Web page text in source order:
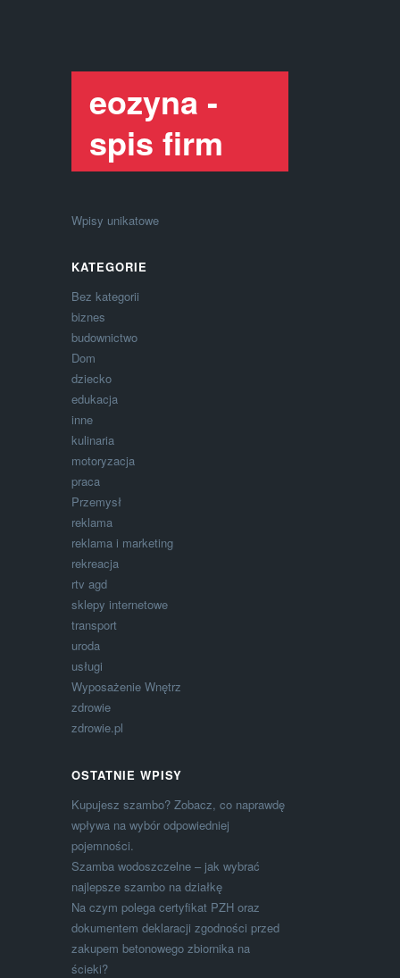
eozyna -
spis firm
Wpisy unikatowe
KATEGORIE
Bez kategorii
biznes
budownictwo
Dom
dziecko
edukacja
inne
kulinaria
motoryzacja
praca
Przemysł
reklama
reklama i marketing
rekreacja
rtv agd
sklepy internetowe
transport
uroda
usługi
Wyposażenie Wnętrz
zdrowie
zdrowie.pl
OSTATNIE WPISY
Kupujesz szambo? Zobacz, co naprawdę
wpływa na wybór odpowiedniej
pojemności.
Szamba wodoszczelne – jak wybrać
najlepsze szambo na działkę
Na czym polega certyfikat PZH oraz
dokumentem deklaracji zgodności przed
zakupem betonowego zbiornika na
ścieki?